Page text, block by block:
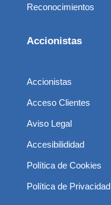
Reconocimientos
Accionistas
Accionistas
Acceso Clientes
Aviso Legal
Accesibilididad
Política de Cookies
Política de Privacidad